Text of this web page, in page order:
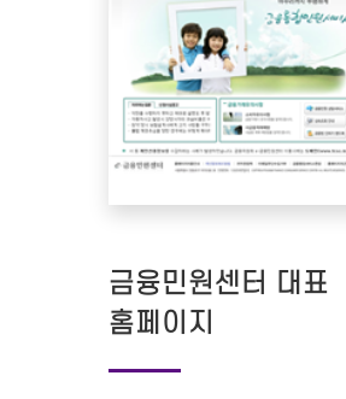
금융민원센터 대표
홈페이지